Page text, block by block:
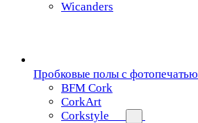
Wicanders
Пробковые полы с фотопечатью
BFM Cork
CorkArt
Corkstyle